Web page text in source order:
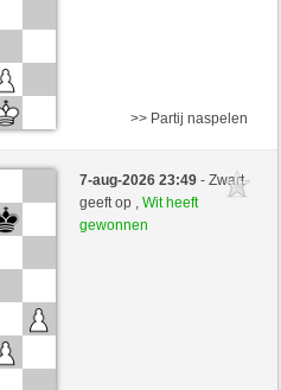
13)
move
>> Partij naspelen
7-aug-2026 23:49- Zwart
geeft op ,Wit heeft
gewonnen